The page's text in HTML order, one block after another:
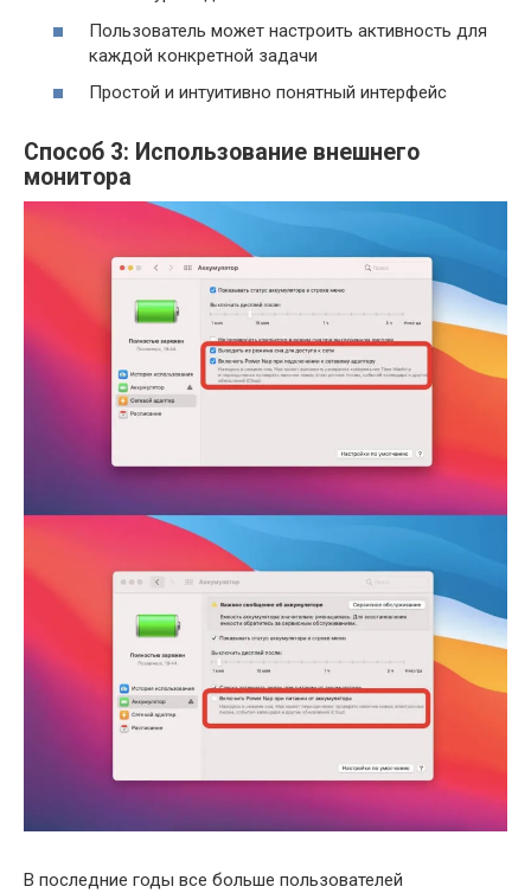
Пользователь может настроить активность для
каждой конкретной задачи
Простой и интуитивно понятный интерфейс
Способ 3: Использование внешнего
монитора
В последние годы все больше пользователей